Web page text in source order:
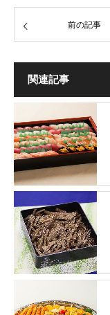
前の記事
関連記事